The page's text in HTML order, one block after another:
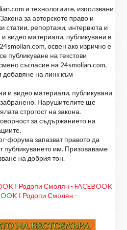
и технологиите, използвани
за авторското право и
статии, репортажи, интервюта и
и видео материали, публикувани в
освен ако изрично е
публикуване на текстови
съгласие на 24smolian.com,
добавяне на линк към
и видео материали, публикувани
забранено. Нарушителите ще
строгост на закона.
за съдържанието на
форума запазват правото да
публикуването им. Призоваваме
на добрия тон.
I Родопи Смолян - FACEBOOK
I Родопи Смолян -